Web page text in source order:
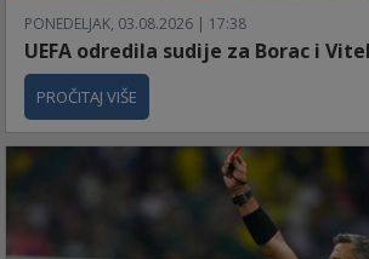
PONEDELJAK, 03.08.2026 | 17:38
UEFA odredila sudije za Borac i
PROČITAJ VIŠE